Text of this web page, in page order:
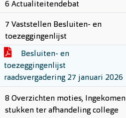
6 Actualiteitendebat
7 Vaststellen Besluiten- en
toezeggingenlijst
Besluiten- en
toezeggingenlijst
raadsvergadering 27 januari 2026
8 Overzichten moties, Ingekomen
stukken ter afhandeling college